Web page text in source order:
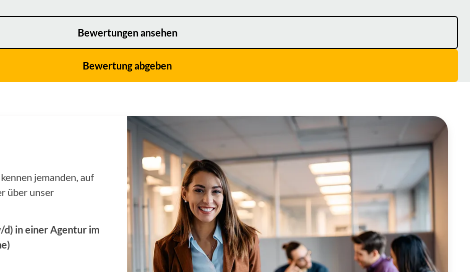
Bewertungen ansehen
Bewertung abgeben
jemanden, auf
über unser
in einer Agentur im